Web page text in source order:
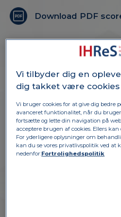
Download PDF
Vi tilbyder dig en
dig takket være cookies
Vi bruger cookies for at give dig bedre
avanceret funktionalitet, når du bruger
fortsætte og lette din navigation på
acceptere brugen af cookies. Ellers
For yderligere oplysninger om
kan du se vores privatlivspolitik ved at
nedenfor:Fortrolighedspolitik